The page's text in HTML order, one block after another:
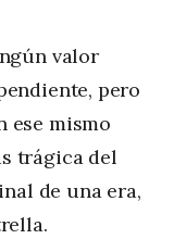
valor
pero
ese mismo
trágica del
de una era,